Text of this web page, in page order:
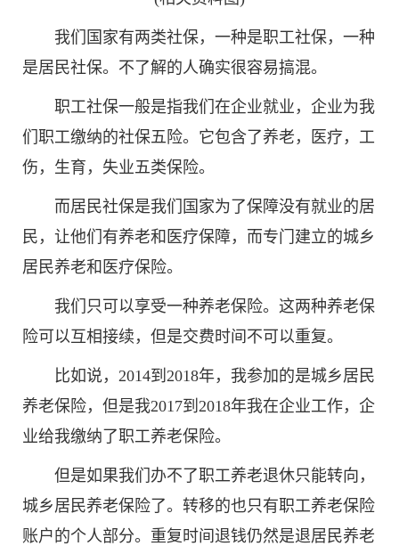
我们国家有两类社保，一种是职工社保，一种
是居民社保。不了解的人确实很容易搞混。
职工社保一般是指我们在企业就业，企业为我
们职工缴纳的社保五险。它包含了养老，医疗，工
伤，生育，失业五类保险。
而居民社保是我们国家为了保障没有就业的居
民，让他们有养老和医疗保障，而专门建立的城乡
居民养老和医疗保险。
我们只可以享受一种养老保险。这两种养老保
险可以互相接续，但是交费时间不可以重复。
比如说，2014到2018年，我参加的是城乡居民
养老保险，但是我2017到2018年我在企业工作，企
业给我缴纳了职工养老保险。
但是如果我们办不了职工养老退休只能转向，
城乡居民养老保险了。转移的也只有职工养老保险
账户的个人部分。重复时间退钱仍然是退居民养老